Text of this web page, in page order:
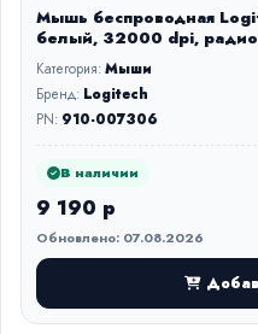
Мышь беспроводная
белый, 32000 dpi,
Категория:Мыши
Бренд: Logitech
PN: 910-007306
В наличии
9 190 р
Обновлено: 07.08.2026